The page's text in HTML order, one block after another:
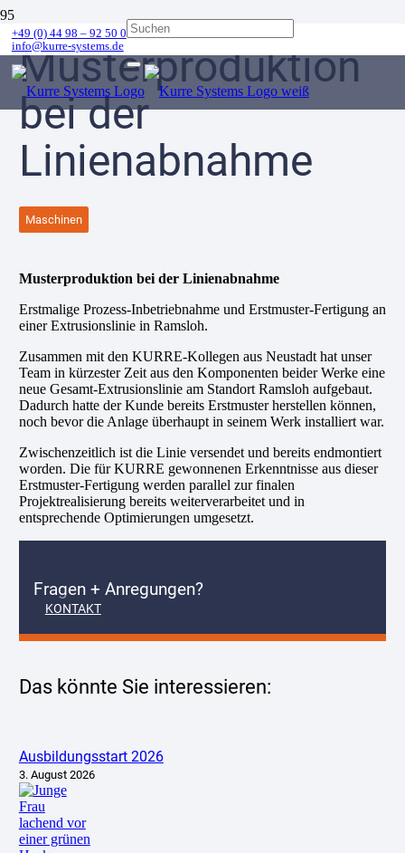
+49 (0) 44 98 – 92 50 0
info@kurre-systems.de
Musterproduktion
bei der
Linienabnahme
Maschinen
Musterproduktion bei der Linienabnahme
Erstmalige Prozess-Inbetriebnahme und Erstmuster-Fertigung an
einer Extrusionslinie in Ramsloh.
Zusammen mit den KURRE-Kollegen aus Neustadt hat unser
Team in kürzester Zeit aus den Komponenten beider Werke eine
neue Gesamt-Extrusionslinie am Standort Ramsloh aufgebaut.
Dadurch hatte der Kunde bereits Erstmuster herstellen können,
noch bevor die Anlage überhaupt in seinem Werk installiert war.
Zwischenzeitlich ist die Linie versendet und bereits endmontiert
worden. Die für KURRE gewonnenen Erkenntnisse aus dieser
Erstmuster-Fertigung werden parallel zur finalen
Projektrealisierung bereits weiterverarbeitet und in
entsprechende Optimierungen umgesetzt.
Fragen + Anregungen?
KONTAKT
Das könnte Sie interessieren:
Ausbildungsstart 2026
3. August 2026